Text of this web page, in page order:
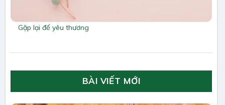
Gặp lại để yêu thương
BÀI VIẾT MỚI